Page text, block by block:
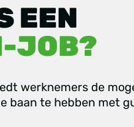
EEN
JOB?
werknemers de
baan te hebben met